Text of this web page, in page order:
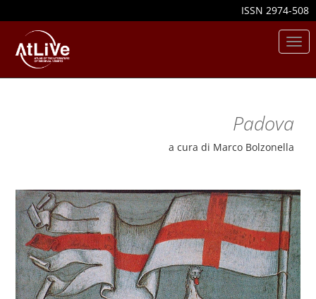
ISSN 2974-508
Padova
a cura di Marco Bolzonella